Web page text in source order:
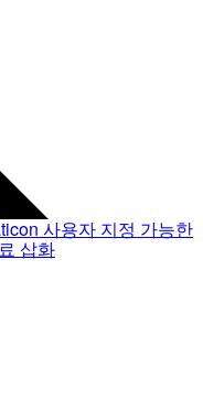
사용자 지정 가능한
삽화